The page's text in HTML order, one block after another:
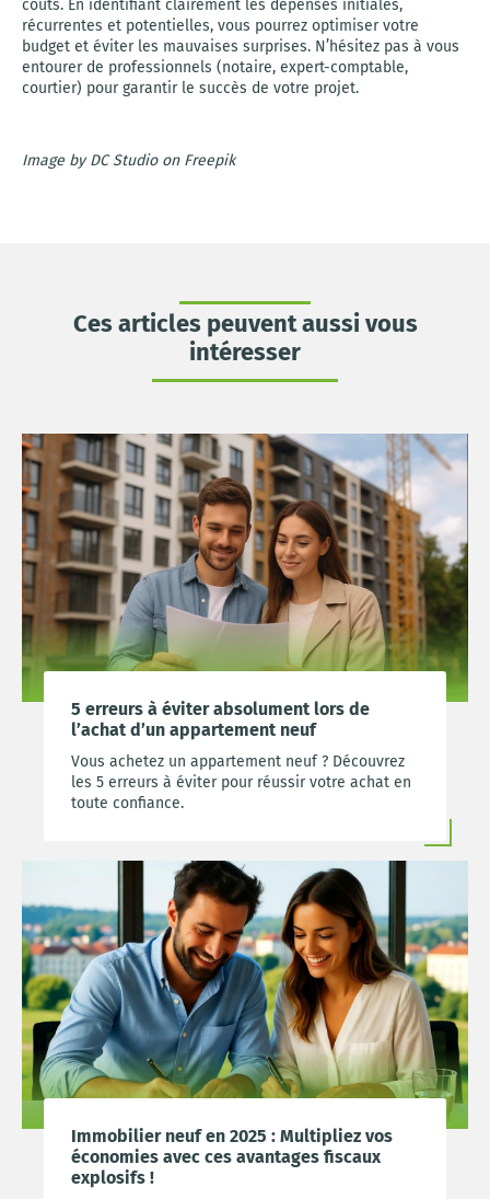
coûts. En identifiant clairement les dépenses initiales,
récurrentes et potentielles, vous pourrez optimiser votre
budget et éviter les mauvaises surprises. N’hésitez pas à vous
entourer de professionnels (notaire, expert-comptable,
courtier) pour garantir le succès de votre projet.
Image by DC Studio on Freepik
Ces articles peuvent aussi vous
intéresser
5 erreurs à éviter absolument lors de
l’achat d’un appartement neuf
Vous achetez un appartement neuf ? Découvrez
les 5 erreurs à éviter pour réussir votre achat en
toute confiance.
Immobilier neuf en 2025 : Multipliez vos
économies avec ces avantages fiscaux
explosifs !